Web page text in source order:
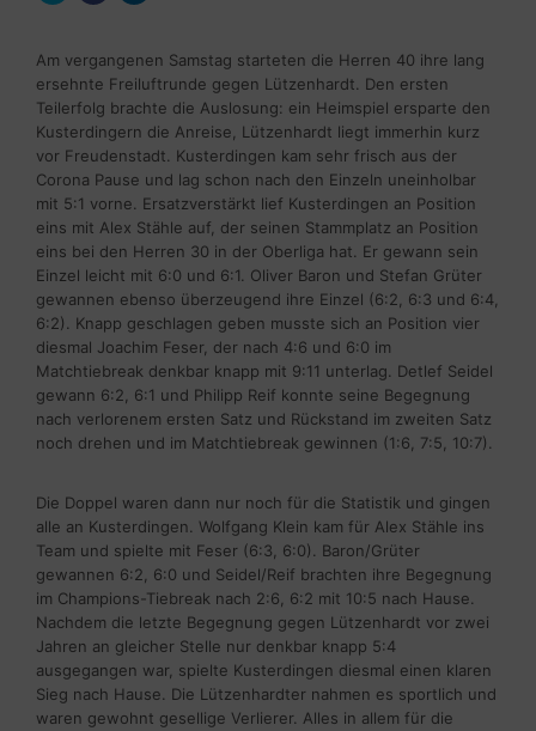
Am vergangenen Samstag starteten die Herren 40 ihre lang
ersehnte Freiluftrunde gegen Lützenhardt. Den ersten
Teilerfolg brachte die Auslosung: ein Heimspiel ersparte den
Kusterdingern die Anreise, Lützenhardt liegt immerhin kurz
vor Freudenstadt. Kusterdingen kam sehr frisch aus der
Corona Pause und lag schon nach den Einzeln uneinholbar
mit 5:1 vorne. Ersatzverstärkt lief Kusterdingen an Position
eins mit Alex Stähle auf, der seinen Stammplatz an Position
eins bei den Herren 30 in der Oberliga hat. Er gewann sein
Einzel leicht mit 6:0 und 6:1. Oliver Baron und Stefan Grüter
gewannen ebenso überzeugend ihre Einzel (6:2, 6:3 und 6:4,
6:2). Knapp geschlagen geben musste sich an Position vier
diesmal Joachim Feser, der nach 4:6 und 6:0 im
Matchtiebreak denkbar knapp mit 9:11 unterlag. Detlef Seidel
gewann 6:2, 6:1 und Philipp Reif konnte seine Begegnung
nach verlorenem ersten Satz und Rückstand im zweiten Satz
noch drehen und im Matchtiebreak gewinnen (1:6, 7:5, 10:7).
Die Doppel waren dann nur noch für die Statistik und gingen
alle an Kusterdingen. Wolfgang Klein kam für Alex Stähle ins
Team und spielte mit Feser (6:3, 6:0). Baron/Grüter
gewannen 6:2, 6:0 und Seidel/Reif brachten ihre Begegnung
im Champions-Tiebreak nach 2:6, 6:2 mit 10:5 nach Hause.
Nachdem die letzte Begegnung gegen Lützenhardt vor zwei
Jahren an gleicher Stelle nur denkbar knapp 5:4
ausgegangen war, spielte Kusterdingen diesmal einen klaren
Sieg nach Hause. Die Lützenhardter nahmen es sportlich und
waren gewohnt gesellige Verlierer. Alles in allem für die